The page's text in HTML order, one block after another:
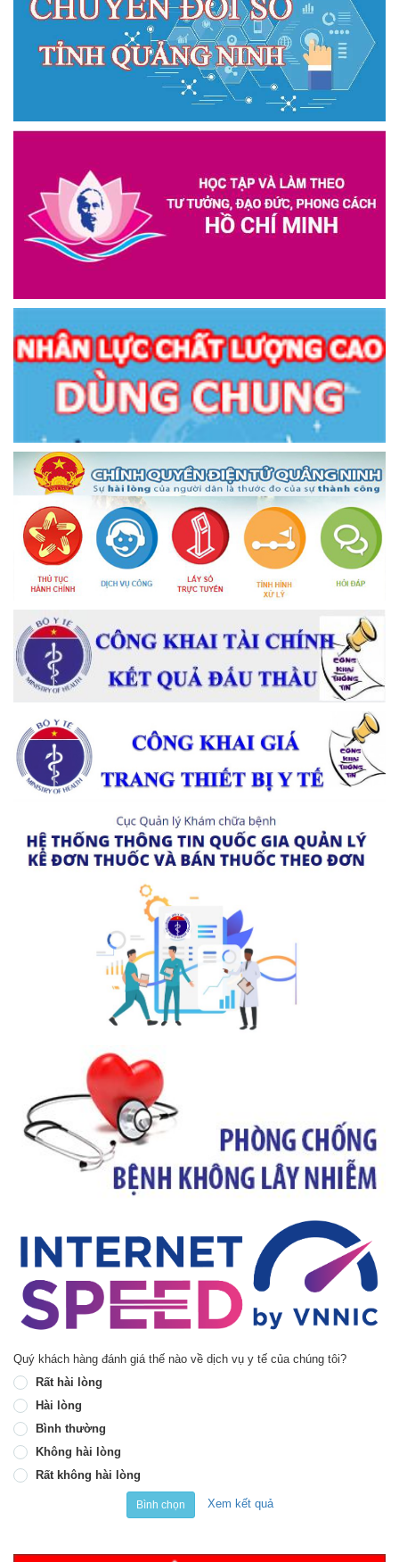
Quý khách hàng đánh giá thế nào về dịch vụ y tế của chúng tôi?
Rất hài lòng
Hài lòng
Bình thường
Không hài lòng
Rất không hài lòng
Bình chọn Xem kết quả